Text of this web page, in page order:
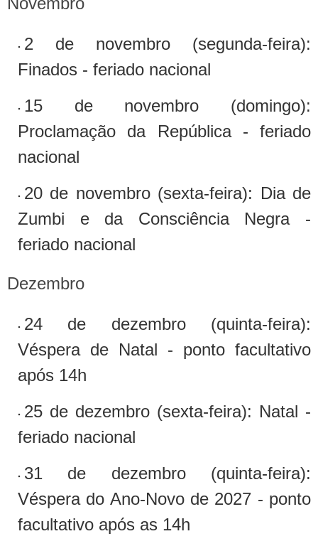
2 de novembro (segunda-feira):
Finados - feriado nacional
15 de novembro (domingo):
Proclamação da República - feriado
nacional
20 de novembro (sexta-feira): Dia de
Zumbi e da Consciência Negra -
feriado nacional
Dezembro
24 de dezembro (quinta-feira):
Véspera de Natal - ponto facultativo
após 14h
25 de dezembro (sexta-feira): Natal -
feriado nacional
31 de dezembro (quinta-feira):
Véspera do Ano-Novo de 2027 - ponto
facultativo após as 14h